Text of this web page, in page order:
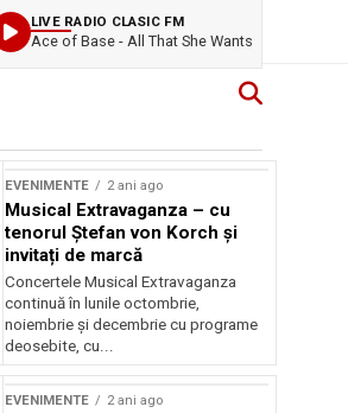
LIVE RADIO CLASIC FM
Ace of Base - All That She Wants
EVENIMENTE 2 ani ago
Musical Extravaganza – cu
tenorul Ștefan von Korch și
invitați de marcă
Concertele Musical Extravaganza
continuă în lunile octombrie,
noiembrie şi decembrie cu programe
deosebite, cu...
EVENIMENTE 2 ani ago